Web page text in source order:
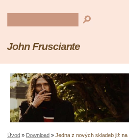
John Frusciante
Úvod » Download » Jedna z nových skladeb již na